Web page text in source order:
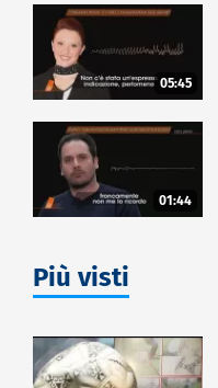
05:45
01:44
Più visti